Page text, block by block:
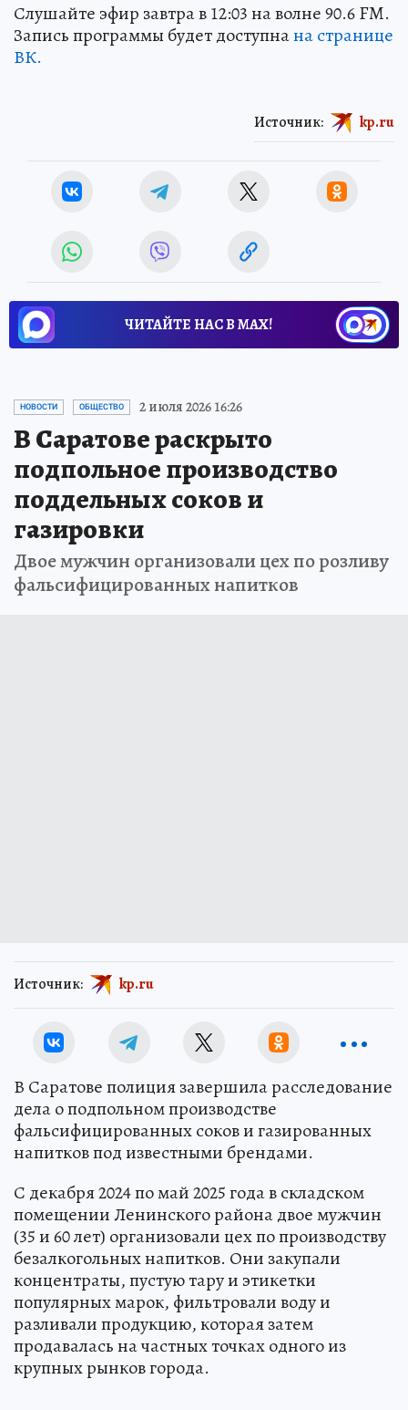
Слушайте эфир завтра в 12:03 на волне 90.6 FM.
Запись программы будет доступнана странице
ВК.
Источник: kp.ru
ЧИТАЙТЕ НАС В МАХ!
НОВОСТИ ОБЩЕСТВО 2 июля 2026 16:26
В Саратове раскрыто
подпольное производство
поддельных соков и
газировки
Двое мужчин организовали цех по розливу
фальсифицированных напитков
Источник: kp.ru
В Саратове полиция завершила расследование
дела о подпольном производстве
фальсифицированных соков и газированных
напитков под известными брендами.
С декабря 2024 по май 2025 года в складском
помещении Ленинского района двое мужчин
(35 и 60 лет) организовали цех по производству
безалкогольных напитков. Они закупали
концентраты, пустую тару и этикетки
популярных марок, фильтровали воду и
разливали продукцию, которая затем
продавалась на частных точках одного из
крупных рынков города.